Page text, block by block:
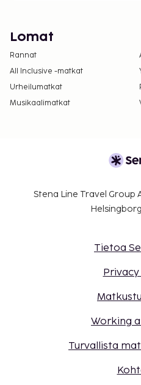
Lomat
Rannat
All Inclusive -matkat
Urheilumatkat
Musikaalimatkat
Stena Line Travel Group
Tietoa
Working
Turvallista